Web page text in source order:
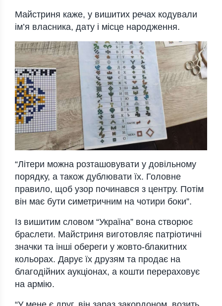
Майстриня каже, у вишитих речах кодували
ім’я власника, дату і місце народження.
“Літери можна розташовувати у довільному
порядку, а також дублювати їх. Головне
правило, щоб узор починався з центру. Потім
він має бути симетричним на чотири боки”.
Із вишитим словом “Україна” вона створює
браслети. Майстриня виготовляє патріотичні
значки та інші обереги у жовто-блакитних
кольорах. Дарує їх друзям та продає на
благодійних аукціонах, а кошти перераховує
на армію.